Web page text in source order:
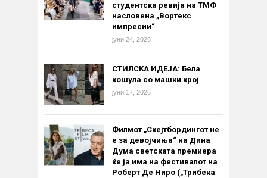
студентска ревија на ТМФ
насловена „Вортекс
импресии“
јуни 24, 2026
СТИЛСКА ИДЕЈА: Бела
кошула со машки крој
јуни 17, 2026
Филмот „Скејтбордингот не
е за девојчиња“ на Дина
Дума светската премиера
ќе ја има на фестивалот на
Роберт Де Ниро („Трибека